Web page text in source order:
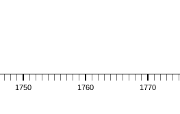
1750 1760 1770